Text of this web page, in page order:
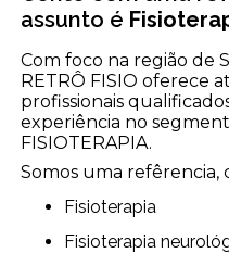
assunto é
Com foco na região de
RETRÔ FISIO oferece
profissionais
experiência no
FISIOTERAPIA.
Somos uma refêrencia,
Fisioterapia
Fisioterapia